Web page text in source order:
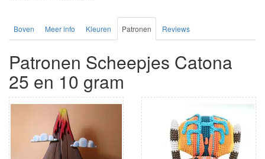
Boven Meer info Kleuren Patronen Reviews
Patronen Scheepjes Catona
25 en 10 gram